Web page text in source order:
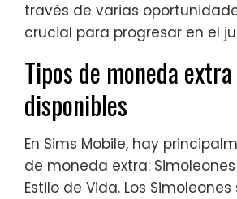
través de varias
crucial para progresar en el
Tipos de moneda extra
disponibles
En Sims Mobile, hay
de moneda extra:
Estilo de Vida. Los Simoleones